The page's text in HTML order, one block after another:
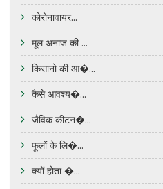
कोरोनावायर...
मूल अनाज की ...
किसानो की आ�...
कैसे आवश्य�...
जैविक कीटन�...
फूलों के लि�...
क्यों होता �...